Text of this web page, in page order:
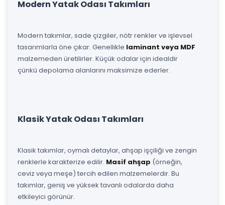
Modern Yatak Odası Takımları
Modern takımlar, sade çizgiler, nötr renkler ve işlevsel
tasarımlarla öne çıkar. Genellikle laminant veya MDF
malzemeden üretilirler. Küçük odalar için idealdir
çünkü depolama alanlarını maksimize ederler.
Klasik Yatak Odası Takımları
Klasik takımlar, oymalı detaylar, ahşap işçiliği ve zengin
renklerle karakterize edilir. Masif ahşap (örneğin,
ceviz veya meşe) tercih edilen malzemelerdir. Bu
takımlar, geniş ve yüksek tavanlı odalarda daha
etkileyici görünür.